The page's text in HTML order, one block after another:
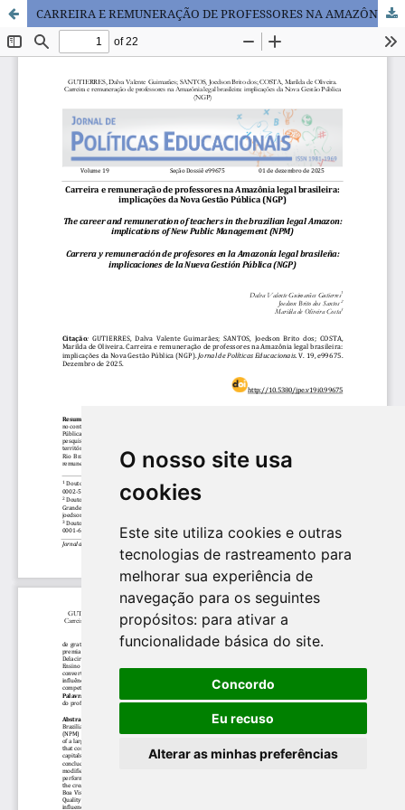
O nosso site usa
cookies
Este site utiliza cookies e outras
tecnologias de rastreamento para
melhorar sua experiência de
navegação para os seguintes
propósitos: para ativar a
funcionalidade básica do site.
Concordo
Eu recuso
Alterar as minhas preferências
CARREIRA E REMUNERAÇÃO DE PROFESSORES NA AMAZÔNIA LEGAL BRASILEIRA: IMPLICAÇÕES DA NOVA GESTÃO PÚBLICA (NGP)